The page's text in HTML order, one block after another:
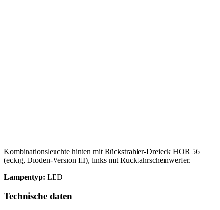
Kombinationsleuchte hinten mit Rückstrahler-Dreieck HOR 56
(eckig, Dioden-Version III), links mit Rückfahrscheinwerfer.
Lampentyp: LED
Technische daten